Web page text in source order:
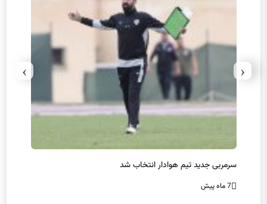
سرمربی جدید تیم هوادار انتخاب شد
7 ماه پیش